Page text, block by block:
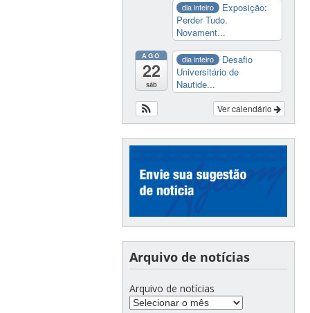
dia inteiro
Exposição:
Perder Tudo.
Novament...
AGO
22
sáb
dia inteiro
Desafio
Universitário de
Nautide...
Ver calendário
Arquivo de notícias
Arquivo de notícias